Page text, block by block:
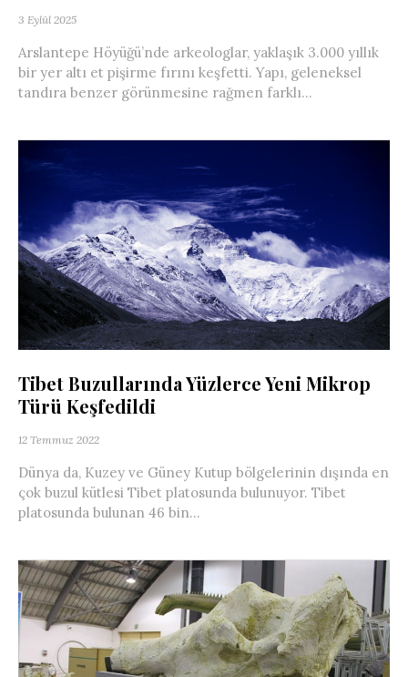
3 Eylül 2025
Arslantepe Höyüğü’nde arkeologlar, yaklaşık 3.000 yıllık
bir yer altı et pişirme fırını keşfetti. Yapı, geleneksel
tandıra benzer görünmesine rağmen farklı...
Tibet Buzullarında Yüzlerce Yeni Mikrop
Türü Keşfedildi
12 Temmuz 2022
Dünya da, Kuzey ve Güney Kutup bölgelerinin dışında en
çok buzul kütlesi Tibet platosunda bulunuyor. Tibet
platosunda bulunan 46 bin...